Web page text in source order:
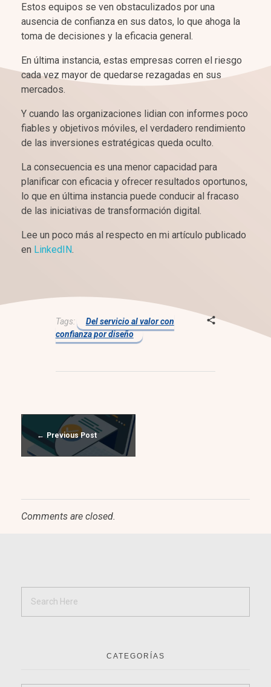
Estos equipos se ven obstaculizados por una
ausencia de confianza en sus datos, lo que ahoga la
toma de decisiones y la eficacia general.
En última instancia, estas empresas corren el riesgo
cada vez mayor de quedarse rezagadas en sus
mercados.
Y cuando las organizaciones lidian con informes poco
fiables y objetivos móviles, el verdadero rendimiento
de las inversiones estratégicas queda oculto.
La consecuencia es una menor capacidad para
planificar con eficacia y ofrecer resultados oportunos,
lo que en última instancia puede conducir al fracaso
de las iniciativas de transformación digital.
Lee un poco más al respecto en mi artículo publicado
en LinkedIN.
Tags:
Del servicio al valor con
confianza por diseño
Previous Post
Comments are closed.
CATEGORÍAS